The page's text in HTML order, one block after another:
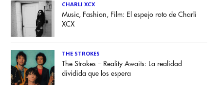
CHARLI XCX
Music, Fashion, Film: El espejo roto de Charli
XCX
THE STROKES
The Strokes – Reality Awaits: La realidad
dividida que los espera